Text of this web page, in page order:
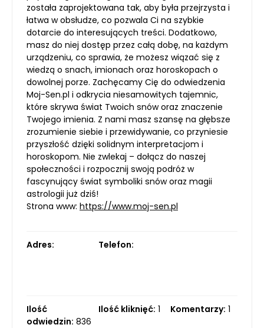
została zaprojektowana tak, aby była przejrzysta i
łatwa w obsłudze, co pozwala Ci na szybkie
dotarcie do interesujących treści. Dodatkowo,
masz do niej dostęp przez całą dobę, na każdym
urządzeniu, co sprawia, że możesz wiązać się z
wiedzą o snach, imionach oraz horoskopach o
dowolnej porze. Zachęcamy Cię do odwiedzenia
Moj-Sen.pl i odkrycia niesamowitych tajemnic,
które skrywa świat Twoich snów oraz znaczenie
Twojego imienia. Z nami masz szansę na głębsze
zrozumienie siebie i przewidywanie, co przyniesie
przyszłość dzięki solidnym interpretacjom i
horoskopom. Nie zwlekaj – dołącz do naszej
społeczności i rozpocznij swoją podróż w
fascynujący świat symboliki snów oraz magii
astrologii już dziś!
Strona www: https://www.moj-sen.pl
Adres: Telefon:
Ilość
odwiedzin: 836
Ilość kliknięć: 1 Komentarzy: 1